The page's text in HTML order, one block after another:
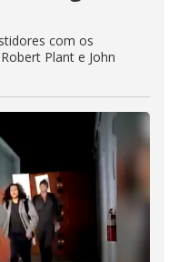
com os
Plant e John